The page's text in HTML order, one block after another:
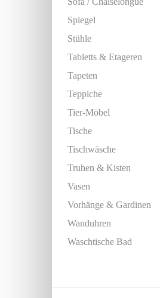
Spiegel
Stühle
Tabletts & Etageren
Tapeten
Teppiche
Tier-Möbel
Tische
Tischwäsche
Truhen & Kisten
Vasen
Vorhänge & Gardinen
Wanduhren
Waschtische Bad